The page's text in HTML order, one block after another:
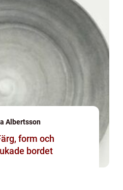
Albertsson
form och
bordet